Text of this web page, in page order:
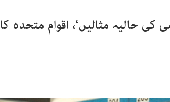
کی حالیہ مثالیں‘، اقوام متحدہ کا